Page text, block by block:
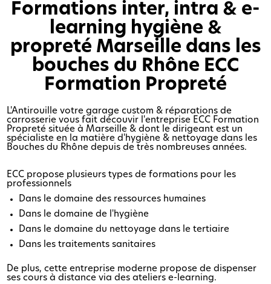
Formations inter, intra & e-
learning hygiène &
propreté Marseille dans les
bouches du Rhône ECC
Formation Propreté
L'Antirouille votre garage custom & réparations de
carrosserie vous fait découvir l'entreprise ECC Formation
Propreté située à Marseille & dont le dirigeant est un
spécialiste en la matière d'hygiène & nettoyage dans les
Bouches du Rhône depuis de très nombreuses années.
ECC propose plusieurs types de formations pour les
professionnels
Dans le domaine des ressources humaines
Dans le domaine de l'hygiène
Dans le domaine du nettoyage dans le tertiaire
Dans les traitements sanitaires
De plus, cette entreprise moderne propose de dispenser
ses cours à distance via des ateliers e-learning.